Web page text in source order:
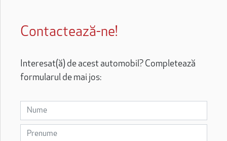
Contactează-ne!
Interesat(ă) de acest automobil? Completează
formularul de mai jos: